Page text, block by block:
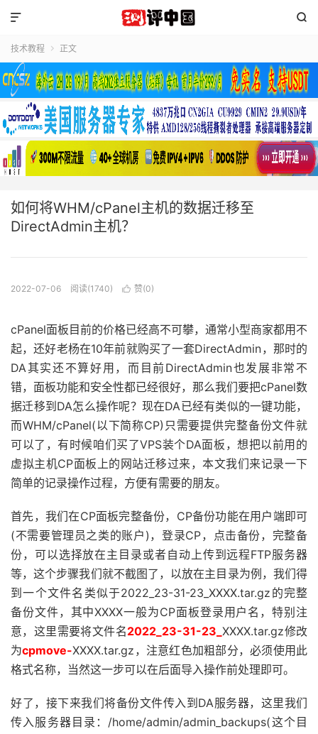


技术教程  正文
如何将WHM/cPanel主机的数据迁移至
DirectAdmin主机？
2022-07-06 阅读(1740)  赞(0)
cPanel面板目前的价格已经高不可攀，通常小型商家都用不
起，还好老杨在10年前就购买了一套DirectAdmin，那时的
DA其实还不算好用，而目前DirectAdmin也发展非常不
错，面板功能和安全性都已经很好，那么我们要把cPanel数
据迁移到DA怎么操作呢？现在DA已经有类似的一键功能，
而WHM/cPanel(以下简称CP)只需要提供完整备份文件就
可以了，有时候咱们买了VPS装个DA面板，想把以前用的
虚拟主机CP面板上的网站迁移过来，本文我们来记录一下
简单的记录操作过程，方便有需要的朋友。
首先，我们在CP面板完整备份，CP备份功能在用户端即可
(不需要管理员之类的账户)，登录CP，点击备份，完整备
份，可以选择放在主目录或者自动上传到远程FTP服务器
等，这个步骤我们就不截图了，以放在主目录为例，我们得
到一个文件名类似于2022_23-31-23_XXXX.tar.gz的完整
备份文件，其中XXXX一般为CP面板登录用户名，特别注
意，这里需要将文件名2022_23-31-23_XXXX.tar.gz修改
为cpmove-XXXX.tar.gz，注意红色加粗部分，必须使用此
格式名称，当然这一步可以在后面导入操作前处理即可。
好了，接下来我们将备份文件传入到DA服务器，这里我们
传入服务器目录：/home/admin/admin_backups(这个目